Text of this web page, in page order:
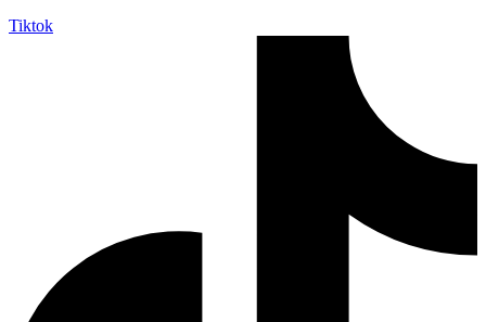
Tiktok